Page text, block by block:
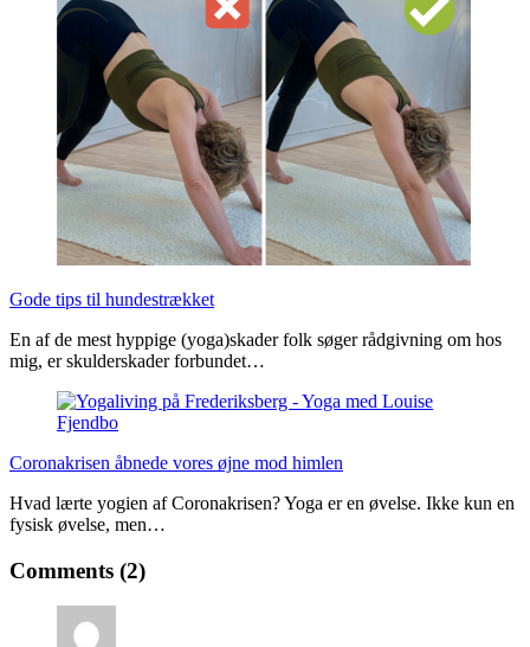
Gode tips til hundestrækket
En af de mest hyppige (yoga)skader folk søger rådgivning om hos
mig, er skulderskader forbundet…
Coronakrisen åbnede vores øjne mod himlen
Hvad lærte yogien af Coronakrisen? Yoga er en øvelse. Ikke kun en
fysisk øvelse, men…
Comments (2)